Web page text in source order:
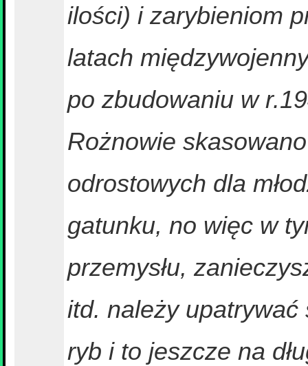
ilości) i zarybieniom
latach
po zbudowaniu w
Rożnowie
odrostowych dla
gatunku, no więc w
przemysłu,
itd. należy upatrywać
ryb i to jeszcze na